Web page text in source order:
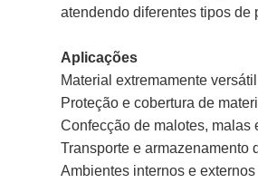
atendendo diferentes tipos de
Aplicações
Material extremamente
Proteção e cobertura de
Confecção de malotes, malas
Transporte e armazenamento
Ambientes internos e externos